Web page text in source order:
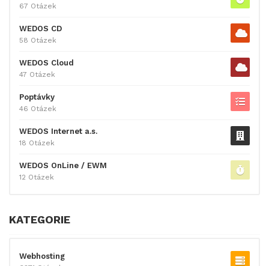
67 Otázek
WEDOS CD
58 Otázek
WEDOS Cloud
47 Otázek
Poptávky
46 Otázek
WEDOS Internet a.s.
18 Otázek
WEDOS OnLine / EWM
12 Otázek
KATEGORIE
Webhosting